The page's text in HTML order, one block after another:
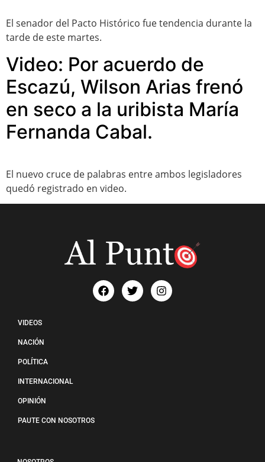
El senador del Pacto Histórico fue tendencia durante la
tarde de este martes.
Video: Por acuerdo de
Escazú, Wilson Arias frenó
en seco a la uribista María
Fernanda Cabal.
El nuevo cruce de palabras entre ambos legisladores
quedó registrado en video.
VIDEOS
NACIÓN
POLÍTICA
INTERNACIONAL
OPINIÓN
PAUTE CON NOSOTROS